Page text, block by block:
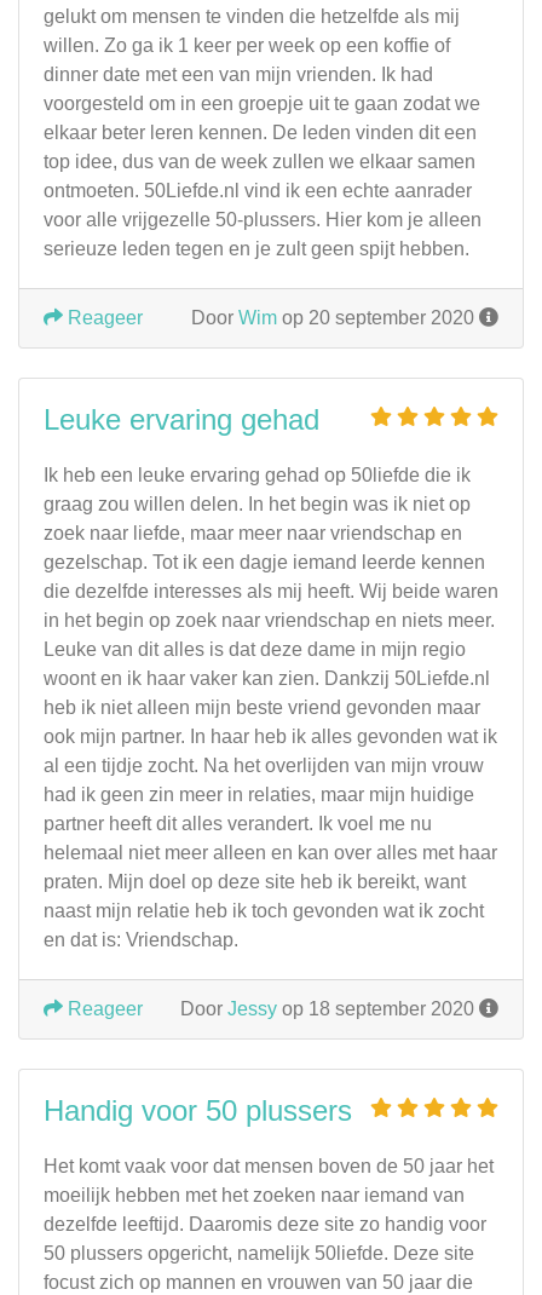
gelukt om mensen te vinden die hetzelfde als mij
willen. Zo ga ik 1 keer per week op een koffie of
dinner date met een van mijn vrienden. Ik had
voorgesteld om in een groepje uit te gaan zodat we
elkaar beter leren kennen. De leden vinden dit een
top idee, dus van de week zullen we elkaar samen
ontmoeten. 50Liefde.nl vind ik een echte aanrader
voor alle vrijgezelle 50-plussers. Hier kom je alleen
serieuze leden tegen en je zult geen spijt hebben.
Door Wim op 20 september 2020
Reageer
Leuke ervaring gehad
Ik heb een leuke ervaring gehad op 50liefde die ik
graag zou willen delen. In het begin was ik niet op
zoek naar liefde, maar meer naar vriendschap en
gezelschap. Tot ik een dagje iemand leerde kennen
die dezelfde interesses als mij heeft. Wij beide waren
in het begin op zoek naar vriendschap en niets meer.
Leuke van dit alles is dat deze dame in mijn regio
woont en ik haar vaker kan zien. Dankzij 50Liefde.nl
heb ik niet alleen mijn beste vriend gevonden maar
ook mijn partner. In haar heb ik alles gevonden wat ik
al een tijdje zocht. Na het overlijden van mijn vrouw
had ik geen zin meer in relaties, maar mijn huidige
partner heeft dit alles verandert. Ik voel me nu
helemaal niet meer alleen en kan over alles met haar
praten. Mijn doel op deze site heb ik bereikt, want
naast mijn relatie heb ik toch gevonden wat ik zocht
en dat is: Vriendschap.
Door Jessy op 18 september 2020
Reageer
Handig voor 50 plussers
Het komt vaak voor dat mensen boven de 50 jaar het
moeilijk hebben met het zoeken naar iemand van
dezelfde leeftijd. Daaromis deze site zo handig voor
50 plussers opgericht, namelijk 50liefde. Deze site
focust zich op mannen en vrouwen van 50 jaar die